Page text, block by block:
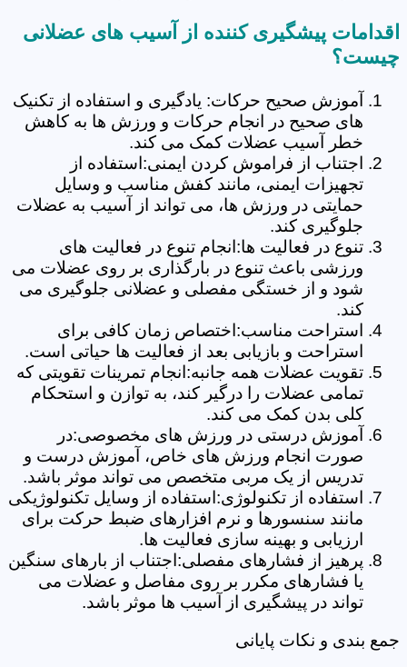
اقدامات پیشگیری کننده از آسیب های عضلانی
چیست؟
آموزش صحیح حرکات: یادگیری و استفاده از تکنیک
های صحیح در انجام حرکات و ورزش ها به کاهش
خطر آسیب عضلات کمک می کند.
اجتناب از فراموش کردن ایمنی:استفاده از
تجهیزات ایمنی، مانند کفش مناسب و وسایل
حمایتی در ورزش ها، می تواند از آسیب به عضلات
جلوگیری کند.
تنوع در فعالیت ها:انجام تنوع در فعالیت های
ورزشی باعث تنوع در بارگذاری بر روی عضلات می
شود و از خستگی مفصلی و عضلانی جلوگیری می
کند.
استراحت مناسب:اختصاص زمان کافی برای
استراحت و بازیابی بعد از فعالیت ها حیاتی است.
تقویت عضلات همه جانبه:انجام تمرینات تقویتی که
تمامی عضلات را درگیر کند، به توازن و استحکام
کلی بدن کمک می کند.
آموزش درستی در ورزش های مخصوصی:در
صورت انجام ورزش های خاص، آموزش درست و
تدریس از یک مربی متخصص می تواند موثر باشد.
استفاده از تکنولوژی:استفاده از وسایل تکنولوژیکی
مانند سنسورها و نرم افزارهای ضبط حرکت برای
ارزیابی و بهینه سازی فعالیت ها.
پرهیز از فشارهای مفصلی:اجتناب از بارهای سنگین
یا فشارهای مکرر بر روی مفاصل و عضلات می
تواند در پیشگیری از آسیب ها موثر باشد.
جمع بندی و نکات پایانی